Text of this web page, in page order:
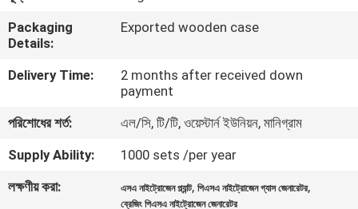
ভ্রমণ
নিয়ন্ত্রণ
সাথে
যোগাযোগ
Packaging
Details:
Exported wooden case
Delivery Time:
2 months after received down
payment
পরিশোধের শর্ত:
এল/সি, টি/টি, ওয়েস্টার্ন ইউনিয়ন, মানিগ্রাম
Supply Ability:
1000 sets /per year
লক্ষণীয় করা:
এসএ নাইট্রোজেন প্ল্যান্ট,পিএসএ নাইট্রোজেন গ্যাস জেনারেটর,
ব্রেজিং পিএসএ নাইট্রোজেন জেনারেটর